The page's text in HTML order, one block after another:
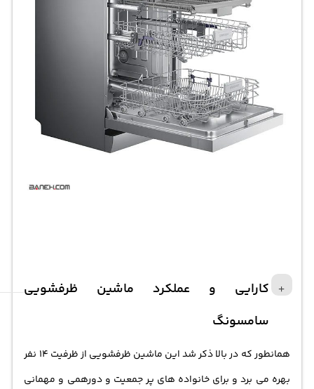
کارایی و عملکرد ماشین ظرفشویی
سامسونگ
همانطور که در بالا ذکر شد این ماشین ظرفشویی از ظرفیت 14 نفر
بهره می برد و برای خانواده های پر جمعیت و دورهمی و مهمانی